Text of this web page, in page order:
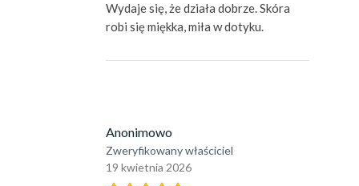
Wydaje się, że działa dobrze. Skóra
robi się miękka, miła w dotyku.
Anonimowo
Zweryfikowany właściciel
19 kwietnia 2026